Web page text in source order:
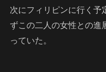
次にフィリピンに行く予
ずこの二人の女性との進
っていた。